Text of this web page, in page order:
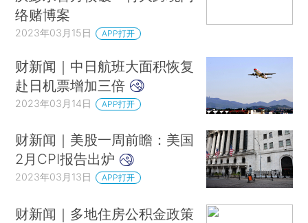
络赌博案
2023年03月15日 APP打开
财新闻｜中日航班大面积恢复
赴日机票增加三倍
2023年03月14日 APP打开
财新闻｜美股一周前瞻：美国
2月CPI报告出炉
2023年03月13日 APP打开
财新闻｜多地住房公积金政策